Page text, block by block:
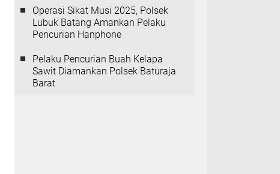
Operasi Sikat Musi 2025, Polsek
Lubuk Batang Amankan Pelaku
Pencurian Hanphone
Pelaku Pencurian Buah Kelapa
Sawit Diamankan Polsek Baturaja
Barat